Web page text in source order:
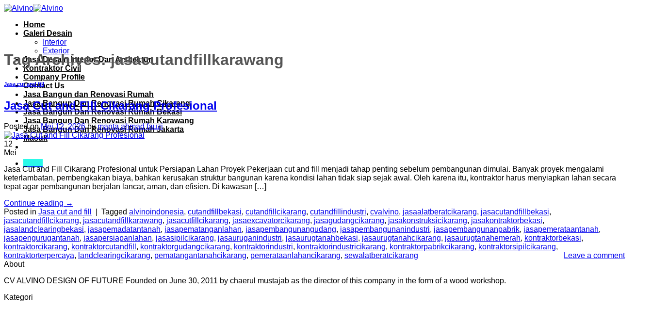
Skip
contentHome
Galeri Desain
Interior
Exterior
Jasa Desain Interior Dan Arsitektur
Kontraktor Civil
Company Profile
Contact Us
Jasa Bangun dan Renovasi Rumah
Jasa Bangun Dan Renovasi Rumah Cikarang
Jasa Bangun Dan Renovasi Rumah Bekasi
Jasa Bangun Dan Renovasi Rumah Karawang
Jasa Bangun Dan Renovasi Rumah Jakarta
Masuk
Tag Archives:jasacutandfillkarawang
Jasa cut and fill
Jasa Cut and Fill Cikarang Profesional
Posted onMei 12, 2026 bymanta ahmad fauzi
12
Mei
Jasa Cut and Fill Cikarang Profesional untuk Persiapan Lahan Proyek Pekerjaan cut and fill menjadi tahap penting sebelum pembangunan dimulai. Banyak proyek mengalami
keterlambatan, pembengkakan biaya, bahkan kerusakan struktur bangunan karena kondisi lahan tidak siap sejak awal. Oleh karena itu, kontraktor harus menyiapkan lahan secara
tepat agar pembangunan berjalan lancar, aman, dan efisien. Di kawasan […]
Continue reading →
Posted in Jasa cut and fill Tagged alvinoindonesia, cutandfillbekasi, cutandfillcikarang, cutandfillindustri, cvalvino, jasaalatberatcikarang, jasacutandfillbekasi,
jasacutandfillcikarang, jasacutandfillkarawang, jasacutfillcikarang, jasaexcavatorcikarang, jasagudangcikarang, jasakonstruksicikarang, jasakontraktorbekasi,
jasalandclearingbekasi, jasapemadatantanah, jasapematanganlahan, jasapembangunangudang, jasapembangunanindustri, jasapembangunanpabrik, jasapemerataantanah,
jasapengurugantanah, jasapersiapanlahan, jasasipilcikarang, jasauruganindustri, jasaurugtanahbekasi, jasaurugtanahcikarang, jasaurugtanahemerah, kontraktorbekasi,
kontraktorcikarang, kontraktorcutandfill , kontraktorgudangcikarang, kontraktorindustri, kontraktorindustricikarang, kontraktorpabrikcikarang, kontraktorsipilcikarang,
kontraktorterpercaya, landclearingcikarang, pematangantanahcikarang, pemerataanlahancikarang, sewalatberatcikarang
Leave a comment
About
CV ALVINO DESIGN OF FUTURE Founded on June 30, 2011 by chaerul mustajab as the director of this company in the form of a wood workshop.
Kategori